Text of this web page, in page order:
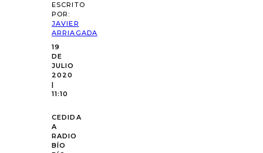
ESCRITO
POR:
JAVIER
ARRIAGADA
19
DE
JULIO
2020
|
11:10
CEDIDA
A
RADIO
BÍO